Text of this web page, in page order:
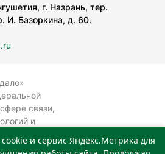
г. Назрань, тер.
И. Базоркина, д. 60.
связи,
и
и сервис Яндекс.Метрика для